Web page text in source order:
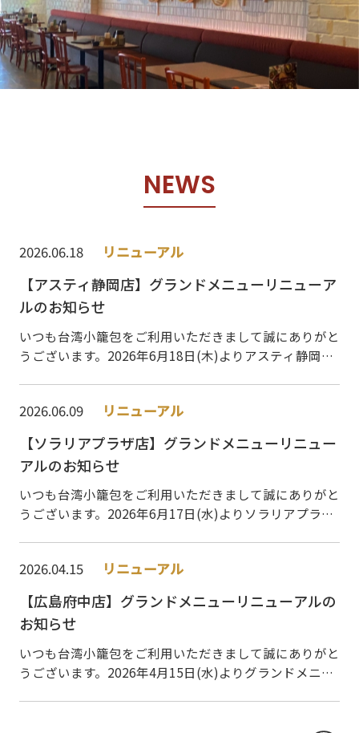
NEWS
2026.06.18 リニューアル
【アスティ静岡店】グランドメニューリニューア
ルのお知らせ
いつも台湾小籠包をご利用いただきまして誠にありがと
うございます。2026年6月18日(木)よりアスティ静岡店
2026.06.09 リニューアル
【ソラリアプラザ店】グランドメニューリニュー
アルのお知らせ
いつも台湾小籠包をご利用いただきまして誠にありがと
うございます。2026年6月17日(水)よりソラリアプラザ
2026.04.15 リニューアル
【広島府中店】グランドメニューリニューアルの
お知らせ
いつも台湾小籠包をご利用いただきまして誠にありがと
うございます。2026年4月15日(水)よりグランドメニュ